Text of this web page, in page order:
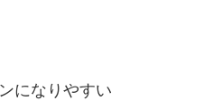
になりやすい